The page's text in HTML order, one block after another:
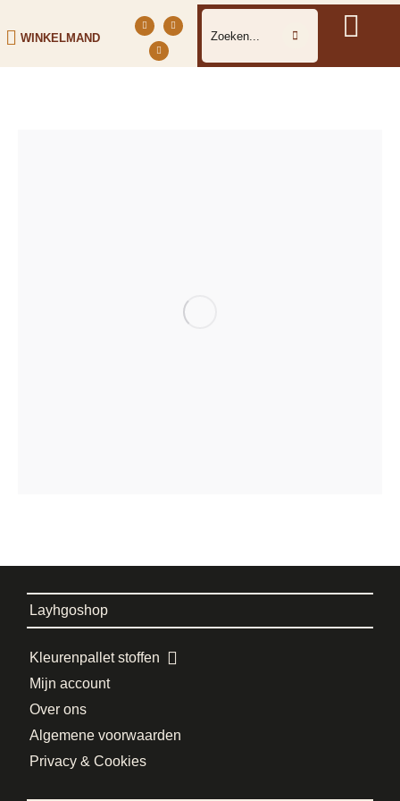
WINKELMAND
Layhgoshop
Kleurenpallet stoffen
Mijn account
Over ons
Algemene voorwaarden
Privacy & Cookies